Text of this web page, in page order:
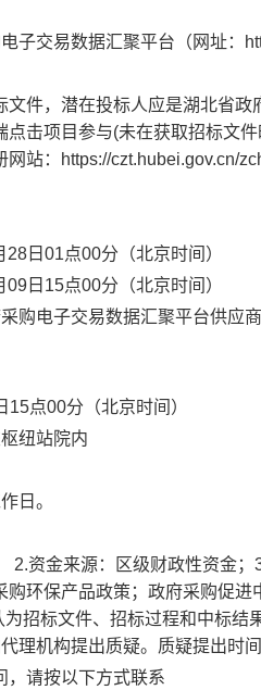
子交易数据汇聚平台（网址：
文件，潜在投标人应是湖北省
点击项目参与(未在获取招标文
站：https://czt.hubei.gov.cn/
28日01点00分 （北京时间）
09日15点00分 （北京时间）
购电子交易数据汇聚平台供应
15点00分 （北京时间）
纽站院内
日。
2.资金来源：区级财政性资金
购环保产品政策；政府采购促
招标文件、招标过程和中标
理机构提出质疑。质疑提出时
，请按以下方式联系